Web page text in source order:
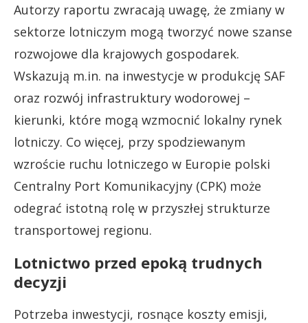
Autorzy raportu zwracają uwagę, że zmiany w
sektorze lotniczym mogą tworzyć nowe szanse
rozwojowe dla krajowych gospodarek.
Wskazują m.in. na inwestycje w produkcję SAF
oraz rozwój infrastruktury wodorowej –
kierunki, które mogą wzmocnić lokalny rynek
lotniczy. Co więcej, przy spodziewanym
wzroście ruchu lotniczego w Europie polski
Centralny Port Komunikacyjny (CPK) może
odegrać istotną rolę w przyszłej strukturze
transportowej regionu.
Lotnictwo przed epoką trudnych
decyzji
Potrzeba inwestycji, rosnące koszty emisji,